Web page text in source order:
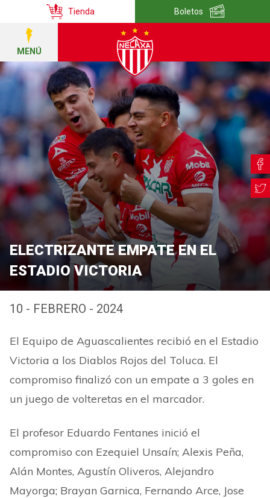
Tienda Boletos
MENÚ
ELECTRIZANTE EMPATE EN EL
ESTADIO VICTORIA
10 - FEBRERO - 2024
El Equipo de Aguascalientes recibió en el Estadio
Victoria a los Diablos Rojos del Toluca. El
compromiso finalizó con un empate a 3 goles en
un juego de volteretas en el marcador.
El profesor Eduardo Fentanes inició el
compromiso con Ezequiel Unsaín; Alexis Peña,
Alán Montes, Agustín Oliveros, Alejandro
Mayorga; Brayan Garnica, Fernando Arce, Jose